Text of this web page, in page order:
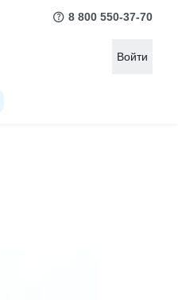
8 800 550-37-70
Войти